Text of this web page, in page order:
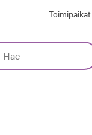
Toimipaikat